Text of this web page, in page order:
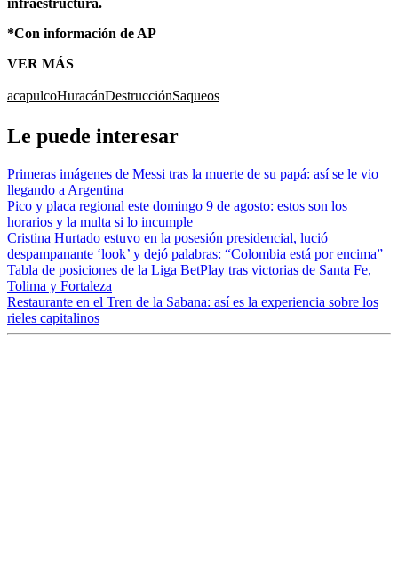
*Con información de AP
VER MÁS
acapulcoHuracánDestrucciónSaqueos
Le puede interesar
Primeras imágenes de Messi tras la muerte de su papá: así se le vio
llegando a Argentina
Pico y placa regional este domingo 9 de agosto: estos son los
horarios y la multa si lo incumple
Cristina Hurtado estuvo en la posesión presidencial, lució
despampanante ‘look’ y dejó palabras: “Colombia está por encima”
Tabla de posiciones de la Liga BetPlay tras victorias de Santa Fe,
Tolima y Fortaleza
Restaurante en el Tren de la Sabana: así es la experiencia sobre los
rieles capitalinos